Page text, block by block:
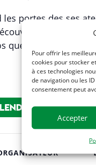
Pour offrir les
cookies pour stocker
à ces technologies
de navigation ou les
consentement peut
Accepter
les portes des ses
les actions
questions sur